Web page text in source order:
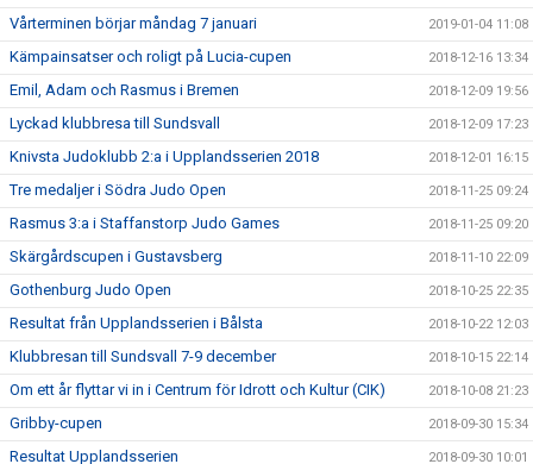
Vårterminen börjar måndag 7 januari 2019-01-04 11:08
Kämpainsatser och roligt på Lucia-cupen 2018-12-16 13:34
Emil, Adam och Rasmus i Bremen 2018-12-09 19:56
Lyckad klubbresa till Sundsvall 2018-12-09 17:23
Knivsta Judoklubb 2:a i Upplandsserien 2018 2018-12-01 16:15
Tre medaljer i Södra Judo Open 2018-11-25 09:24
Rasmus 3:a i Staffanstorp Judo Games 2018-11-25 09:20
Skärgårdscupen i Gustavsberg 2018-11-10 22:09
Gothenburg Judo Open 2018-10-25 22:35
Resultat från Upplandsserien i Bålsta 2018-10-22 12:03
Klubbresan till Sundsvall 7-9 december 2018-10-15 22:14
Om ett år flyttar vi in i Centrum för Idrott och Kultur (CIK) 2018-10-08 21:23
Gribby-cupen 2018-09-30 15:34
Resultat Upplandsserien 2018-09-30 10:01